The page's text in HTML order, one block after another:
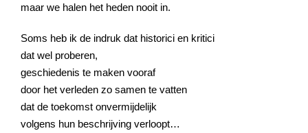
maar we halen het heden nooit in.
Soms heb ik de indruk dat historici en kritici
dat wel proberen,
geschiedenis te maken vooraf
door het verleden zo samen te vatten
dat de toekomst onvermijdelijk
volgens hun beschrijving verloopt…